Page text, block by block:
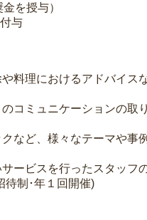
を授与）
与
料理におけるアドバイス
コミュニケーションの
など、様々なテーマや事
ービスを行ったスタッ
待制･年１回開催)